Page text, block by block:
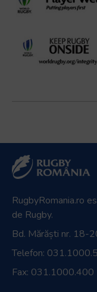
RugbyRomania.ro
de Rugby.
Bd. Mărăști nr. 18-
Telefon:
Fax: 031.1000.400